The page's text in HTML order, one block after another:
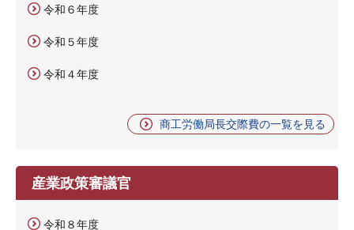
令和６年度
令和５年度
令和４年度
商工労働局長交際費の一覧を見る
産業政策審議官
令和８年度